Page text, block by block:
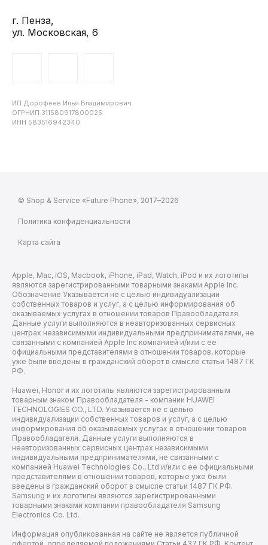
г. Пенза,
ул. Московская, 6
ИП Дорофеев Илья Владимирович
ОГРНИП 311580917800025
ИНН 583516942340
© Shop & Service «Future Phone», 2017–2026
Политика конфиденциальности
Карта сайта
Apple, Mac, iOS, Macbook, iPhone, iPad, Watch, iPod и их логотипы
являются зарегистрированными товарными знаками Apple Inc.
Обозначение Указывается не с целью индивидуализации
собственных товаров и услуг, а с целью информирования об
оказываемых услугах в отношении товаров Правообладателя.
Данные услуги выполняются в неавторизованных сервисных
центрах независимыми индивидуальными предпринимателями, не
связанными с компанией Apple Inc компанией и/или с ее
официальными представителями в отношении товаров, которые
уже были введены в гражданский оборот в смысле статьи 1487 ГК
РФ.
Huawei, Honor и их логотипы являются зарегистрированным
товарным знаком Правообладателя - компании HUAWEI
TECHNOLOGIES CO., LTD. Указывается не с целью
индивидуализации собственных товаров и услуг, а с целью
информирования об оказываемых услугах в отношении товаров
Правообладателя. Данные услуги выполняются в
неавторизованных сервисных центрах независимыми
индивидуальными предпринимателями, не связанными с
компанией Huawei Technologies Co., Ltd и/или с ее официальными
представителями в отношении товаров, которые уже были
введены в гражданский оборот в смысле статьи 1487 ГК РФ.
Samsung и их логотипы являются зарегистрированными
товарными знаками компании правообладателя Samsung
Electronics Co. Ltd.
Информация опубликованная на сайте не является публичной